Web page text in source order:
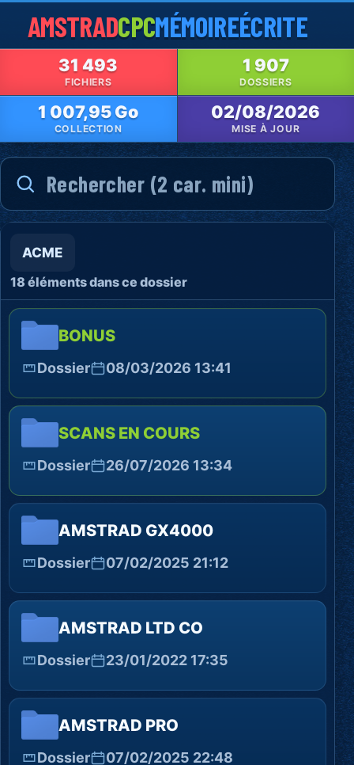
AMSTRADCPCMÉMOIREÉCRITE
31 493
FICHIERS
1 907
DOSSIERS
1 007,95 Go
COLLECTION
02/08/2026
MISE À JOUR
ACME
18 éléments dans ce dossier
BONUS
Dossier 08/03/2026 13:41
SCANS EN COURS
Dossier 26/07/2026 13:34
AMSTRAD GX4000
Dossier 07/02/2025 21:12
AMSTRAD LTD CO
Dossier 23/01/2022 17:35
AMSTRAD PRO
Dossier 07/02/2025 22:48